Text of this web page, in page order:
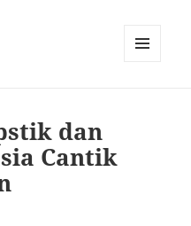
dan
Cantik